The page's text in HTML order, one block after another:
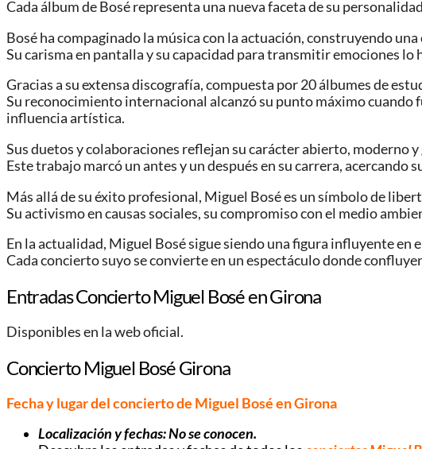
Cada álbum de Bosé representa una nueva faceta de su
Bosé ha compaginado la música con la actuación, construyendo
Su carisma en pantalla y su capacidad para transmitir emociones
Gracias a su extensa discografía, compuesta por 20 álbumes de
Su reconocimiento internacional alcanzó su punto máximo cuando
influencia artística.
Sus duetos y colaboraciones reflejan su carácter abierto, moderno y
Este trabajo marcó un antes y un después en su carrera,
Más allá de su éxito profesional, Miguel Bosé es un símbolo de
Su activismo en causas sociales, su compromiso con el medio
En la actualidad, Miguel Bosé sigue siendo una figura influyente en
Cada concierto suyo se convierte en un espectáculo donde
Entradas Concierto Miguel Bosé en Girona
Disponibles en la web oficial.
Concierto Miguel Bosé Girona
Fecha y lugar del concierto de Miguel Bosé en Girona
Localización y fechas: No se conocen.